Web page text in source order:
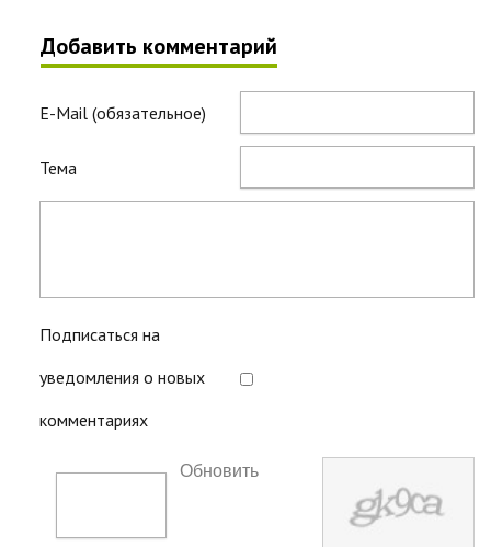
Добавить комментарий
E-Mail (обязательное)
Тема
Подписаться на
уведомления о новых
комментариях
Обновить